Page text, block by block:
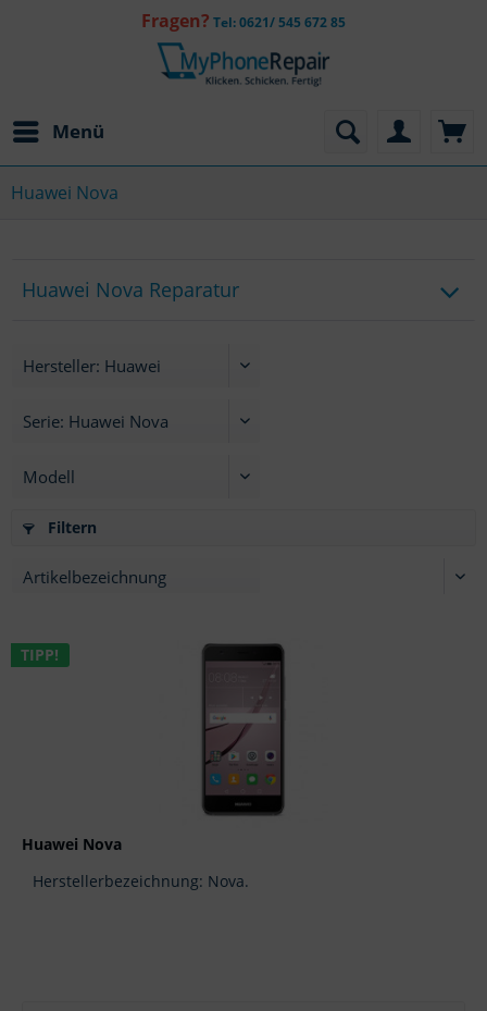
Fragen? Tel: 0621/ 545 672 85
Menü
Huawei Nova
Huawei Nova Reparatur
Filtern
TIPP!
Huawei Nova
Herstellerbezeichnung: Nova.